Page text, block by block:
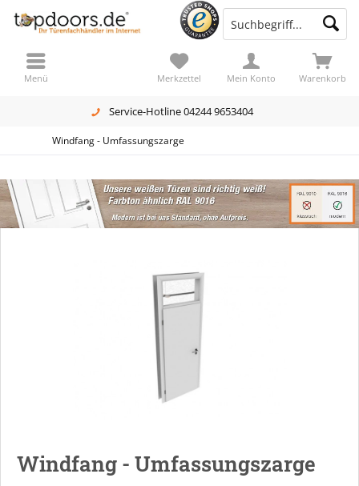
Service-Hotline 04244 9653404
Warenkorb
Merkzettel Mein Konto
Menü
Windfang - Umfassungszarge
Windfang - Umfassungszarge